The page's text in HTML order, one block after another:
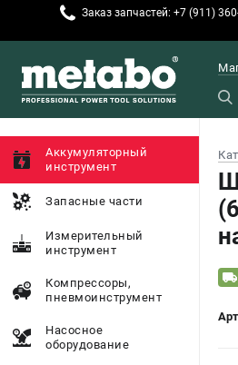
Заказ запчастей: +7 (911)
Аккумуляторный
инструмент
Запасные части
Измерительный
инструмент
Компрессоры,
пневмоинструмент
Насосное
оборудование